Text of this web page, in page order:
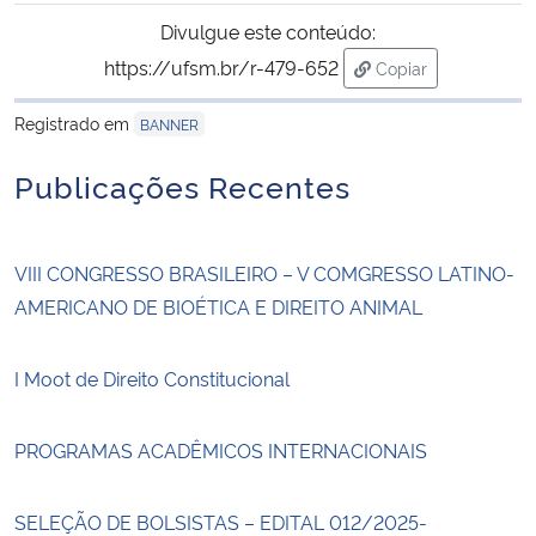
Ministério da Saúde
Ministério da Ciência, Tecnologia, Inovações e Comunicações
Ministério do Meio Ambiente
Controladoria-Geral da União
Ministério da Mulher, da Família e dos Direitos Humanos
Divulgue este conteúdo:
https://ufsm.br/r-479-652
Copiar
para área de
Registrado em
BANNER
Publicações Recentes
VIII CONGRESSO BRASILEIRO – V COMGRESSO LATINO-
AMERICANO DE BIOÉTICA E DIREITO ANIMAL
I Moot de Direito Constitucional
PROGRAMAS ACADÊMICOS INTERNACIONAIS
SELEÇÃO DE BOLSISTAS – EDITAL 012/2025-